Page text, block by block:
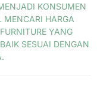
KONSUMEN
MENCARI HARGA
YANG
SESUAI DENGAN